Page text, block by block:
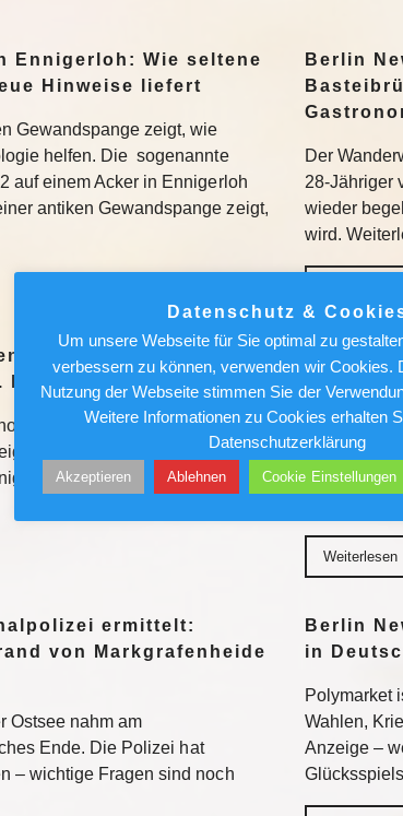
Ennigerloh: Wie seltene
Hinweise liefert
Gewandspange zeigt, wie
helfen. Die sogenannte
auf einem Acker in Ennigerloh
antiken Gewandspange zeigt,
Berlin
Der
28-Jähriger
wieder
wird.
machen, nicht holen“:
aufmischen
96 bezieht Claus-Dieter
wird sich auch in der 2.
Weiterlesen
Berlin
Fauci:
Ein
Fauci
Neuland –
Weiterlesen
ermittelt:
von Markgrafenheide
Ostsee nahm am
Ende. Die Polizei hat
– wichtige Fragen sind noch
Berlin
in
Polymarket
Wahlen,
Anzeige –
Datenschutz &
Um unsere Webseite für Sie optimal zu
verbessern zu können, verwenden wir Cookies.
Nutzung der Webseite stimmen Sie der
Weitere Informationen zu Cookies erhalten
Datenschutzerklärung
Akzeptieren Ablehnen Cookie Einstellungen